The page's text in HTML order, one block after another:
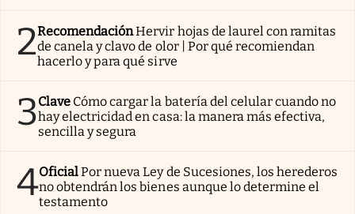
2RecomendaciónHervir hojas de laurel con ramitas
de canela y clavo de olor | Por qué recomiendan
hacerlo y para qué sirve
3Clave Cómo cargar la batería del celular cuando no
hay electricidad en casa: la manera más efectiva,
sencilla y segura
4OficialPor nueva Ley de Sucesiones, los herederos
no obtendrán los bienes aunque lo determine el
testamento